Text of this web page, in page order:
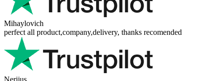
Mihaylovich
perfect all product,company,delivery, thanks recomended